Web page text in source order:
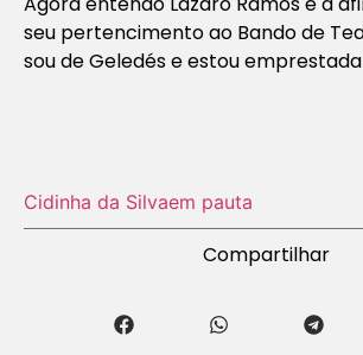
seu pertencimento ao Bando de
sou de Geledés e estou
Cidinha da Silvaem pauta
Compartilhar